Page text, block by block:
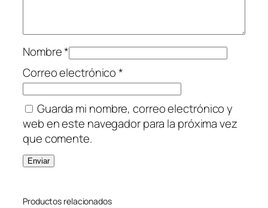
Nombre*
Correo electrónico*
Guarda mi nombre, correo electrónico y
web en este navegador para la próxima vez
que comente.
Productos relacionados